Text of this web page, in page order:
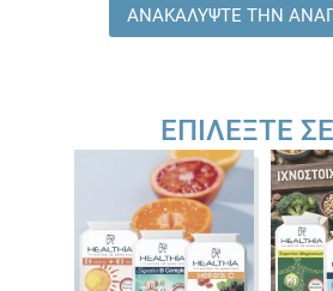
ΑΝΑΚΑΛΥΨΤΕ ΤΗΝ
ΕΠΙΛΈΞΤΕ